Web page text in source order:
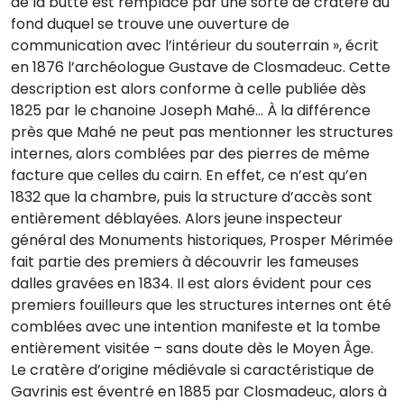
fond duquel se trouve une ouverture de
communication avec l’intérieur du souterrain », écrit
en 1876 l’archéologue Gustave de Closmadeuc. Cette
description est alors conforme à celle publiée dès
1825 par le chanoine Joseph Mahé… À la différence
près que Mahé ne peut pas mentionner les structures
internes, alors comblées par des pierres de même
facture que celles du cairn. En effet, ce n’est qu’en
1832 que la chambre, puis la structure d’accès sont
entièrement déblayées. Alors jeune inspecteur
général des Monuments historiques, Prosper Mérimée
fait partie des premiers à découvrir les fameuses
dalles gravées en 1834. Il est alors évident pour ces
premiers fouilleurs que les structures internes ont été
comblées avec une intention manifeste et la tombe
entièrement visitée – sans doute dès le Moyen Âge.
Le cratère d’origine médiévale si caractéristique de
Gavrinis est éventré en 1885 par Closmadeuc, alors à